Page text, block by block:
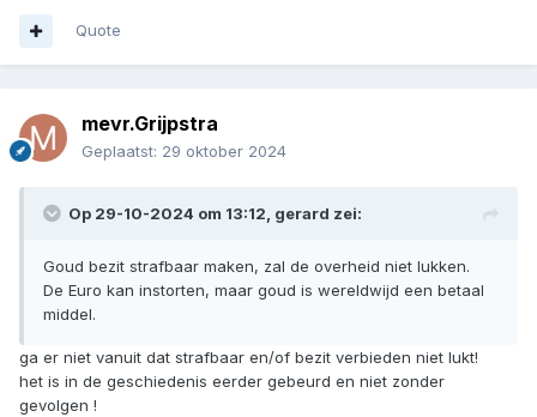
Quote
mevr.Grijpstra
Geplaatst: 29 oktober 2024
Op 29-10-2024 om 13:12, gerard zei:
Goud bezit strafbaar maken, zal de overheid niet lukken.
De Euro kan instorten, maar goud is wereldwijd een betaal
middel.
ga er niet vanuit dat strafbaar en/of bezit verbieden niet lukt!
het is in de geschiedenis eerder gebeurd en niet zonder
gevolgen !